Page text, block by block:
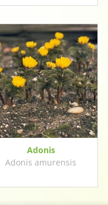
Adonis
Adonis amurensis